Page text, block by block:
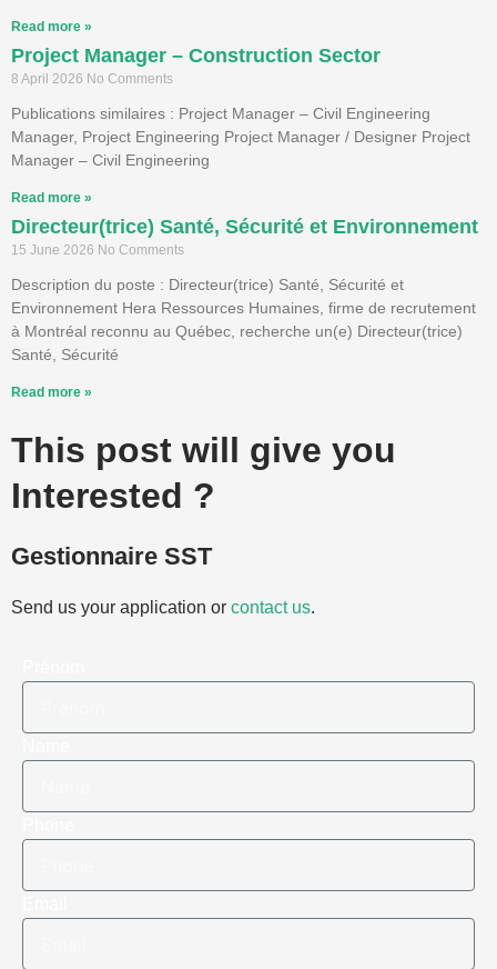
Read more »
Project Manager – Construction Sector
8 April 2026 No Comments
Publications similaires : Project Manager – Civil Engineering
Manager, Project Engineering Project Manager / Designer Project
Manager – Civil Engineering
Read more »
Directeur(trice) Santé, Sécurité et Environnement
15 June 2026 No Comments
Description du poste : Directeur(trice) Santé, Sécurité et
Environnement Hera Ressources Humaines, firme de recrutement
à Montréal reconnu au Québec, recherche un(e) Directeur(trice)
Santé, Sécurité
Read more »
This post will give you
Interested ?
Gestionnaire SST
Send us your application or contact us.